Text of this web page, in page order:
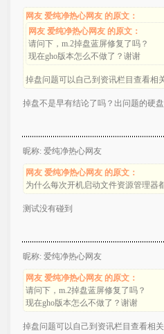
网友 爱纯净热心网友 的原文：
网友 爱纯净热心网友 的原文：
请问下，m.2掉盘蓝屏修复了吗？
现在gho版本怎么不做了？谢谢
掉盘问题可以自己到资讯栏目查看相
掉盘不是早有结论了吗？出问题的硬盘
昵称: 爱纯净热心网友
网友 爱纯净热心网友 的原文：
为什么每次开机启动文件资源管理器
测试没有碰到
昵称: 爱纯净热心网友
网友 爱纯净热心网友 的原文：
请问下，m.2掉盘蓝屏修复了吗？
现在gho版本怎么不做了？谢谢
掉盘问题可以自己到资讯栏目查看相